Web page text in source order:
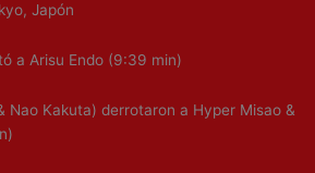
Japón
a Arisu Endo (9:39 min)
Nao Kakuta) derrotaron a Hyper Misao &